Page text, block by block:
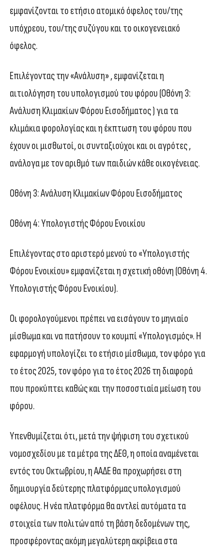
εμφανίζονται το ετήσιο ατομικό όφελος του/της
υπόχρεου, του/της συζύγου και το οικογενειακό
όφελος.
Επιλέγοντας την «Ανάλυση» , εμφανίζεται η
αιτιολόγηση του υπολογισμού του φόρου (Οθόνη 3:
Ανάλυση Κλιμακίων Φόρου Εισοδήματος ) για τα
κλιμάκια φορολογίας και η έκπτωση του φόρου που
έχουν οι μισθωτοί, οι συνταξιούχοι και οι αγρότες ,
ανάλογα με τον αριθμό των παιδιών κάθε οικογένειας.
Οθόνη 3: Ανάλυση Κλιμακίων Φόρου Εισοδήματος
Οθόνη 4: Υπολογιστής Φόρου Ενοικίου
Επιλέγοντας στο αριστερό μενού το «Υπολογιστής
Φόρου Ενοικίου» εμφανίζεται η σχετική οθόνη (Οθόνη 4.
Υπολογιστής Φόρου Ενοικίου).
Οι φορολογούμενοι πρέπει να εισάγουν το μηνιαίο
μίσθωμα και να πατήσουν το κουμπί «Υπολογισμός». Η
εφαρμογή υπολογίζει το ετήσιο μίσθωμα, τον φόρο για
το έτος 2025, τον φόρο για το έτος 2026 τη διαφορά
που προκύπτει καθώς και την ποσοστιαία μείωση του
φόρου.
Υπενθυμίζεται ότι, μετά την ψήφιση του σχετικού
νομοσχεδίου με τα μέτρα της ΔΕΘ, η οποία αναμένεται
εντός του Οκτωβρίου, η ΑΑΔΕ θα προχωρήσει στη
δημιουργία δεύτερης πλατφόρμας υπολογισμού
οφέλους. Η νέα πλατφόρμα θα αντλεί αυτόματα τα
στοιχεία των πολιτών από τη βάση δεδομένων της,
προσφέροντας ακόμη μεγαλύτερη ακρίβεια στα